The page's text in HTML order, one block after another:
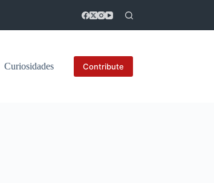
Curiosidades Contribute